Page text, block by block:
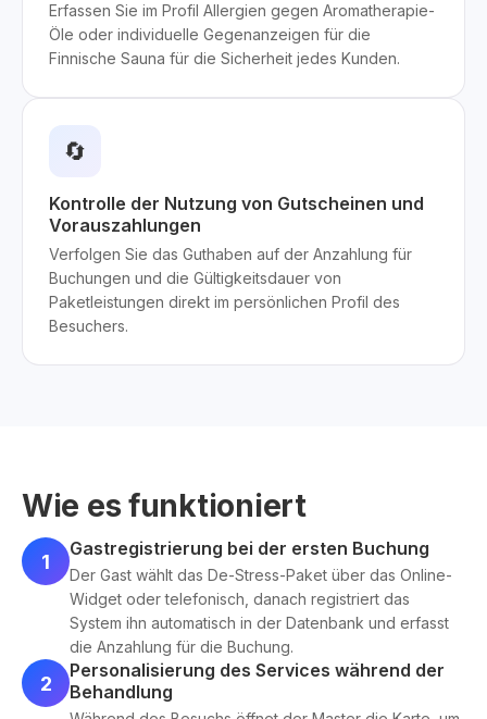
Erfassen Sie im Profil Allergien gegen Aromatherapie-
Öle oder individuelle Gegenanzeigen für die
Finnische Sauna für die Sicherheit jedes Kunden.
🔄
Kontrolle der Nutzung von Gutscheinen und
Vorauszahlungen
Verfolgen Sie das Guthaben auf der Anzahlung für
Buchungen und die Gültigkeitsdauer von
Paketleistungen direkt im persönlichen Profil des
Besuchers.
Wie es funktioniert
1
Gastregistrierung bei der ersten Buchung
Der Gast wählt das De-Stress-Paket über das Online-
Widget oder telefonisch, danach registriert das
System ihn automatisch in der Datenbank und erfasst
die Anzahlung für die Buchung.
2
Personalisierung des Services während der
Behandlung